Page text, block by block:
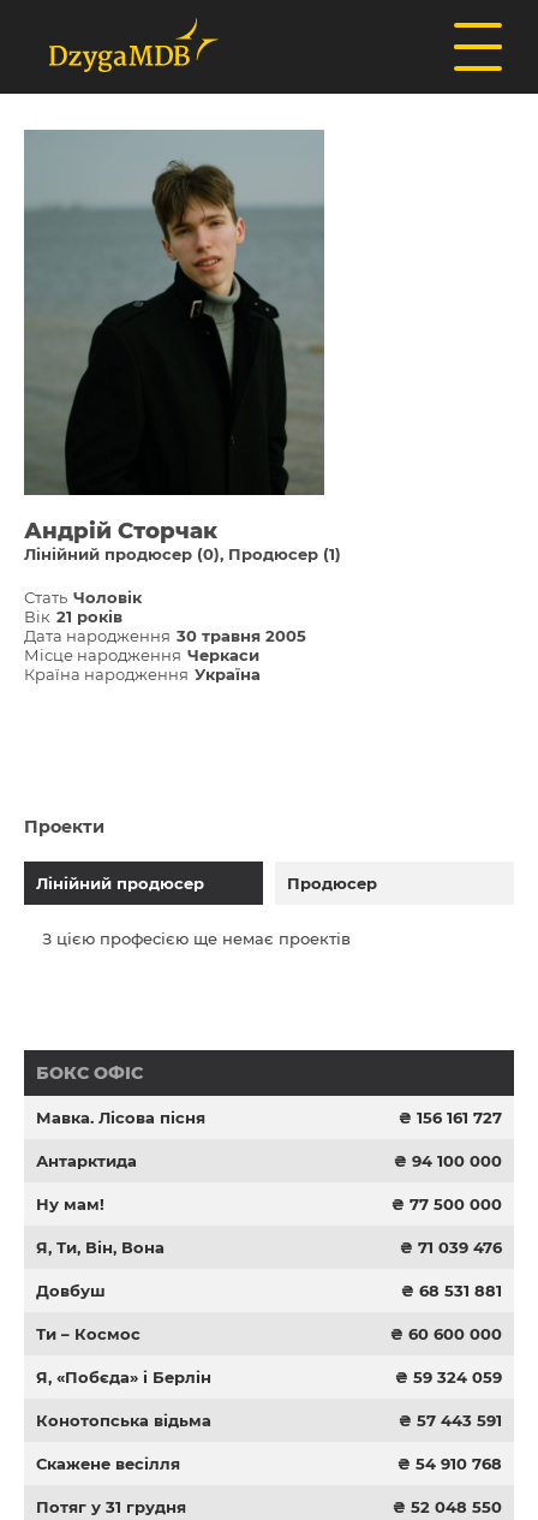
Андрій Сторчак
Лінійний продюсер (0) Продюсер (1)
Стать Чоловік
Вік 21 років
Дата народження 30 травня 2005
Місце народження Черкаси
Країна народження Україна
Проекти
Лінійний продюсер Продюсер
З цією професією ще немає проектів
БОКС ОФІС
Мавка. Лісова пісня ₴ 156 161 727
Антарктида ₴ 94 100 000
Ну мам! ₴ 77 500 000
Я, Ти, Він, Вона ₴ 71 039 476
Довбуш ₴ 68 531 881
Ти – Космос ₴ 60 600 000
Я, «Побєда» і Берлін ₴ 59 324 059
Конотопська відьма ₴ 57 443 591
Скажене весілля ₴ 54 910 768
Потяг у 31 грудня ₴ 52 048 550